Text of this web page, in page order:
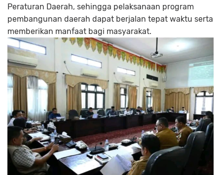
Peraturan Daerah, sehingga pelaksanaan program
pembangunan daerah dapat berjalan tepat waktu serta
memberikan manfaat bagi masyarakat.